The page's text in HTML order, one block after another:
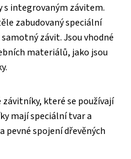
s integrovaným závitem.
zabudovaný speciální
závit. Jsou vhodné
materiálů, jako jsou
které se používají
mají speciální tvar a
pevné spojení dřevěných